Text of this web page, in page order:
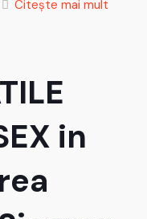
Citește mai mult
in